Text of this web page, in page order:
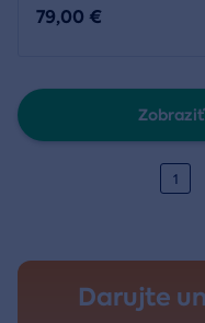
79,00 €
1
Darujte